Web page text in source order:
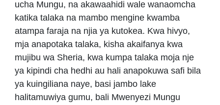
ucha Mungu, na akawaahidi wale wanaomcha
katika talaka na mambo mengine kwamba
atampa faraja na njia ya kutokea. Kwa hivyo,
mja anapotaka talaka, kisha akaifanya kwa
mujibu wa Sheria, kwa kumpa talaka moja nje
ya kipindi cha hedhi au hali anapokuwa safi bila
ya kuingiliana naye, basi jambo lake
halitamuwiya gumu, bali Mwenyezi Mungu